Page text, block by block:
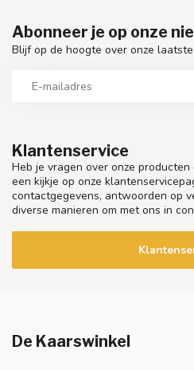
Klantenservice
Heb je vragen over onze
een kijkje op onze
contactgegevens, antwoorden op
diverse manieren om met ons in
Abonneer je op onze
Blijf op de hoogte over onze
De Kaarswinkel